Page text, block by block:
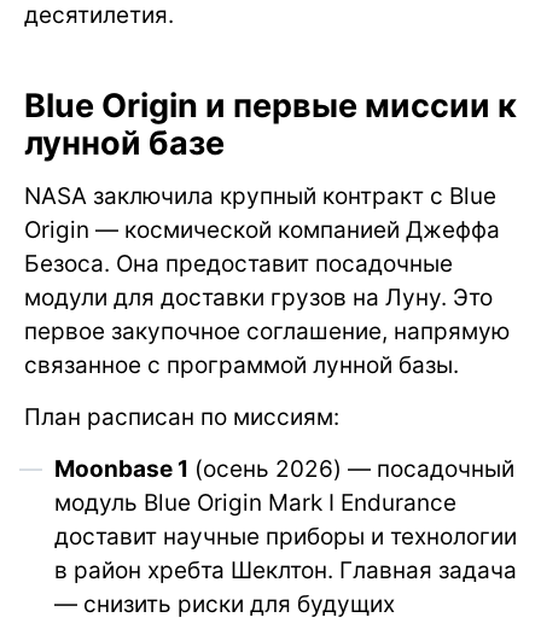
десятилетия.
Blue Origin и первые миссии к
лунной базе
NASA заключила крупный контракт с Blue
Origin — космической компанией Джеффа
Безоса. Она предоставит посадочные
модули для доставки грузов на Луну. Это
первое закупочное соглашение, напрямую
связанное с программой лунной базы.
План расписан по миссиям:
Moonbase 1 (осень 2026) — посадочный
модуль Blue Origin Mark I Endurance
доставит научные приборы и технологии
в район хребта Шеклтон. Главная задача
— снизить риски для будущих